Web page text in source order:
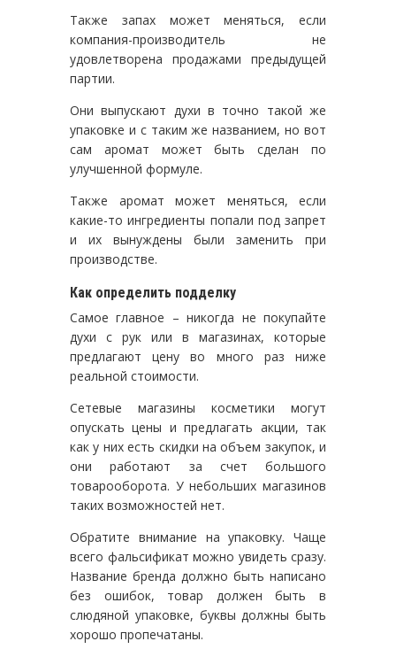
Также запах может меняться, если
компания-производитель не
удовлетворена продажами предыдущей
партии.
Они выпускают духи в точно такой же
упаковке и с таким же названием, но вот
сам аромат может быть сделан по
улучшенной формуле.
Также аромат может меняться, если
какие-то ингредиенты попали под запрет
и их вынуждены были заменить при
производстве.
Как определить подделку
Самое главное – никогда не покупайте
духи с рук или в магазинах, которые
предлагают цену во много раз ниже
реальной стоимости.
Сетевые магазины косметики могут
опускать цены и предлагать акции, так
как у них есть скидки на объем закупок, и
они работают за счет большого
товарооборота. У небольших магазинов
таких возможностей нет.
Обратите внимание на упаковку. Чаще
всего фальсификат можно увидеть сразу.
Название бренда должно быть написано
без ошибок, товар должен быть в
слюдяной упаковке, буквы должны быть
хорошо пропечатаны.